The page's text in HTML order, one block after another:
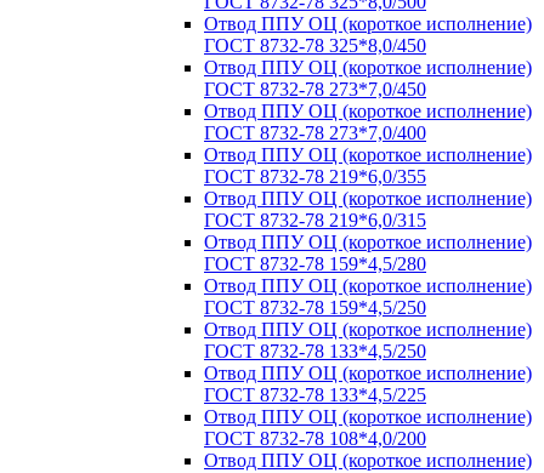
Отвод ППУ ОЦ (короткое исполнение)
ГОСТ 8732-78 325*8,0/450
Отвод ППУ ОЦ (короткое исполнение)
ГОСТ 8732-78 273*7,0/450
Отвод ППУ ОЦ (короткое исполнение)
ГОСТ 8732-78 273*7,0/400
Отвод ППУ ОЦ (короткое исполнение)
ГОСТ 8732-78 219*6,0/355
Отвод ППУ ОЦ (короткое исполнение)
ГОСТ 8732-78 219*6,0/315
Отвод ППУ ОЦ (короткое исполнение)
ГОСТ 8732-78 159*4,5/280
Отвод ППУ ОЦ (короткое исполнение)
ГОСТ 8732-78 159*4,5/250
Отвод ППУ ОЦ (короткое исполнение)
ГОСТ 8732-78 133*4,5/250
Отвод ППУ ОЦ (короткое исполнение)
ГОСТ 8732-78 133*4,5/225
Отвод ППУ ОЦ (короткое исполнение)
ГОСТ 8732-78 108*4,0/200
Отвод ППУ ОЦ (короткое исполнение)